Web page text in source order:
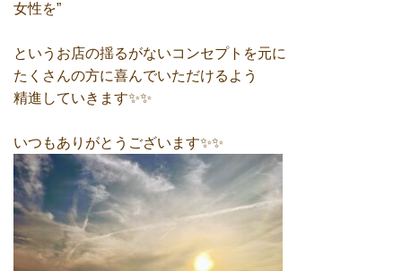
女性を”
というお店の揺るがないコンセプトを元に
たくさんの方に喜んでいただけるよう
精進していきます✨✨
いつもありがとうございます✨✨